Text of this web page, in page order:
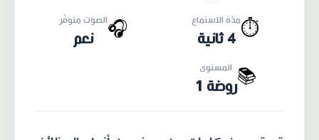
⏱️مدّة الاستماع
4 ثانية
🎧الصوت متوفّر
نعم
📚 المستوى
روضة 1